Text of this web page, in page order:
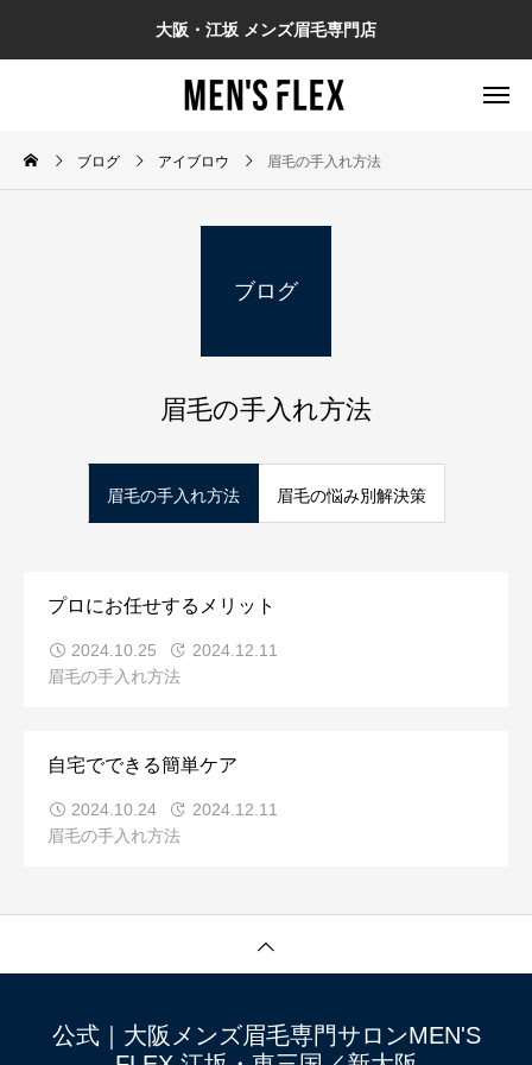
大阪・江坂 メンズ眉毛専門店
ブログ アイブロウ 眉毛の手入れ方法
ブログ
眉毛の手入れ方法
眉毛の手入れ方法 眉毛の悩み別解決策
プロにお任せするメリット
2024.10.25
2024.12.11
眉毛の手入れ方法
自宅でできる簡単ケア
2024.10.24
2024.12.11
眉毛の手入れ方法
公式｜大阪メンズ眉毛専門サロンMEN'S